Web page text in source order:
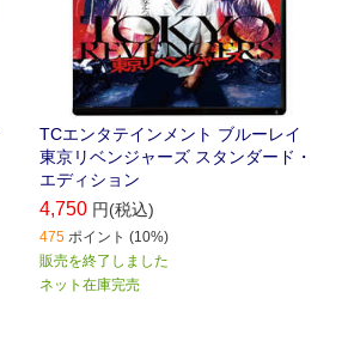
TCエンタテインメント ブルーレイ
東京リベンジャーズ スタンダード・
エディション
4,750 円(税込)
475 ポイント (10%)
販売を終了しました
ネット在庫完売